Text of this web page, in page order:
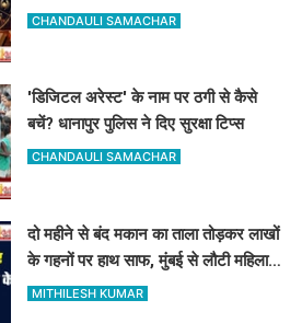
जोखा
CHANDAULI SAMACHAR
'डिजिटल अरेस्ट' के नाम पर ठगी से कैसे
बचें? धानापुर पुलिस ने दिए सुरक्षा टिप्स
CHANDAULI SAMACHAR
दो महीने से बंद मकान का ताला तोड़कर लाखों
के गहनों पर हाथ साफ, मुंबई से लौटी महिला
सन्न
MITHILESH KUMAR